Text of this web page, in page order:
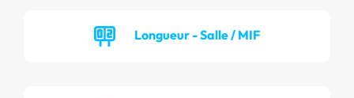
Longueur - Salle / MIF